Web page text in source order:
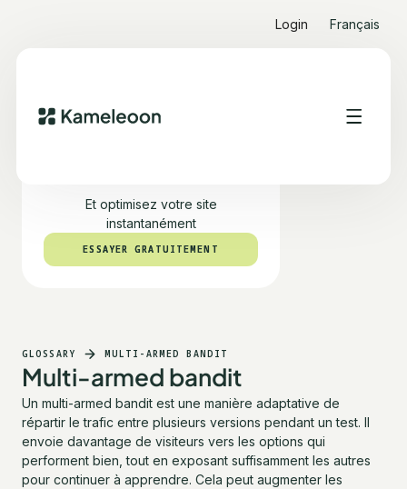
Login Français
Et optimisez votre site
instantanément
ESSAYER GRATUITEMENT
ESSAYER GRATUITEMENT
GLOSSARY MULTI-ARMED BANDIT
Multi-armed bandit
Un multi-armed bandit est une manière adaptative de
répartir le trafic entre plusieurs versions pendant un test. Il
envoie davantage de visiteurs vers les options qui
performent bien, tout en exposant suffisamment les autres
pour continuer à apprendre. Cela peut augmenter les